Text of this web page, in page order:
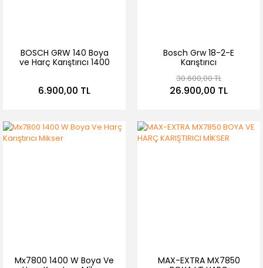
BOSCH GRW 140 Boya
ve Harç Karıştırıcı 1400
6.900,00 TL
Bosch Grw 18-2-E
Karıştırıcı
30.600,00 TL
26.900,00 TL
Mx7800 1400 W Boya Ve
MAX-EXTRA MX7850